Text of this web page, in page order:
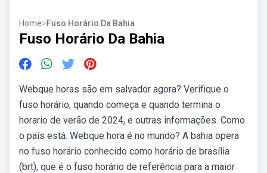
Home>Fuso Horário Da Bahia
Fuso Horário Da Bahia
Webque horas são em salvador agora? Verifique o
fuso horário, quando começa e quando termina o
horario de verão de 2024, e outras informações. Como
o país está. Webque hora é no mundo? A bahia opera
no fuso horário conhecido como horário de brasília
(brt), que é o fuso horário de referência para a maior